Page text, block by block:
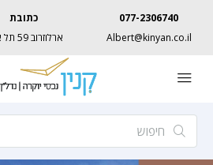
077-2306740
Albert@kinyan.co.il
כתובת
ארלוזרוב 59 תל אביב